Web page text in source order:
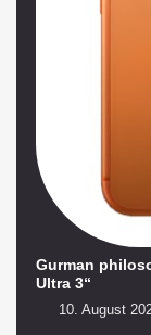
Gurman
Ultra 3“
10. August